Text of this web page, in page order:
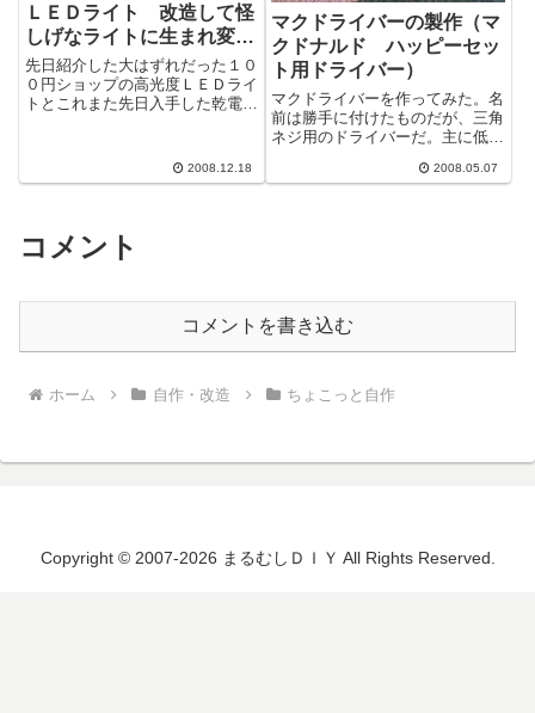
ＬＥＤライト 改造して怪
しげなライトに生まれ変わ
りました＾＾；
先日紹介した大はずれだった１０
０円ショップの高光度ＬＥＤライ
トとこれまた先日入手した乾電池
2008.12.18
マクドライバーの製作（マ
クドナルド ハッピーセッ
ト用ドライバー）
マクドライバーを作ってみた。名
前は勝手に付けたものだが、三角
ネジ用のドライバーだ。主に低年
る。マクドナルドのハッピーセッ
2008.05.07
コメント
コメントを書き込む
ホーム 自作・改造 ちょこっと自作
Copyright © 2007-2026 まるむしＤＩＹ All Rights Reserved.